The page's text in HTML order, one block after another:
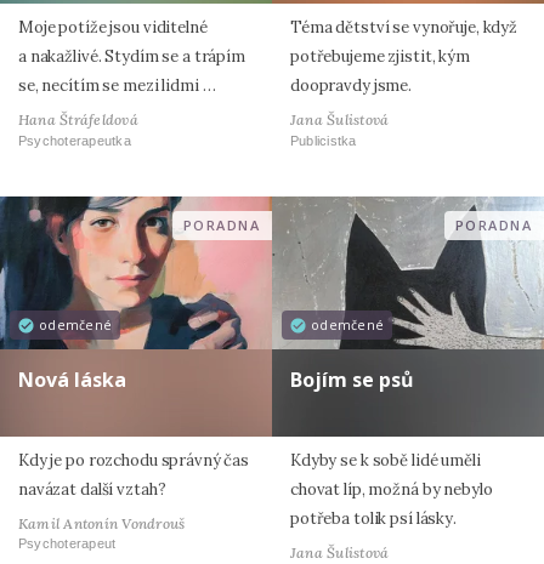
Moje potíže jsou viditelné
a nakažlivé. Stydím se a trápím
se, necítím se mezi lidmi …
Hana Štráfeldová
Psychoterapeutka
Téma dětství se vynořuje, když
potřebujeme zjistit, kým
doopravdy jsme.
Jana Šulistová
Publicistka
odemčené
PORADNA
Nová láska
Kdy je po rozchodu správný čas
navázat další vztah?
Kamil Antonín Vondrouš
Psychoterapeut
odemčené
PORADNA
Bojím se psů
Kdyby se k sobě lidé uměli
chovat líp, možná by nebylo
potřeba tolik psí lásky.
Jana Šulistová